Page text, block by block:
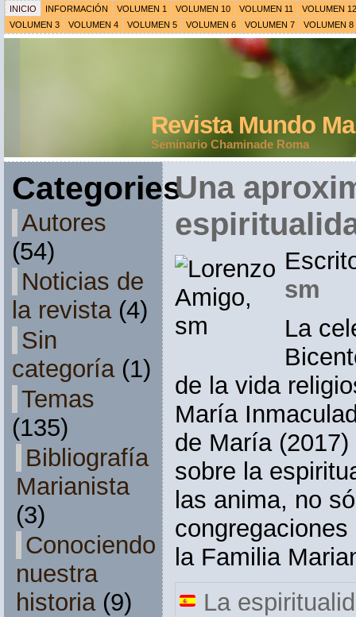
INICIO INFORMACIÓN VOLUMEN 1 VOLUMEN 10 VOLUMEN 11
VOLUMEN 12
VOLUMEN 3
VOLUMEN 4 VOLUMEN 5 VOLUMEN 6 VOLUMEN 7 VOLUMEN 8
Revista Mundo
Seminario Chaminade Roma
Categories
Autores
(54)
Noticias de
la revista(4)
Sin
categoría(1)
Temas
(135)
Bibliografía
Marianista
(3)
Conociendo
nuestra
historia(9)
Una
sm
La
de la vida
María
de María
sobre la
las anima, no
la Familia
La